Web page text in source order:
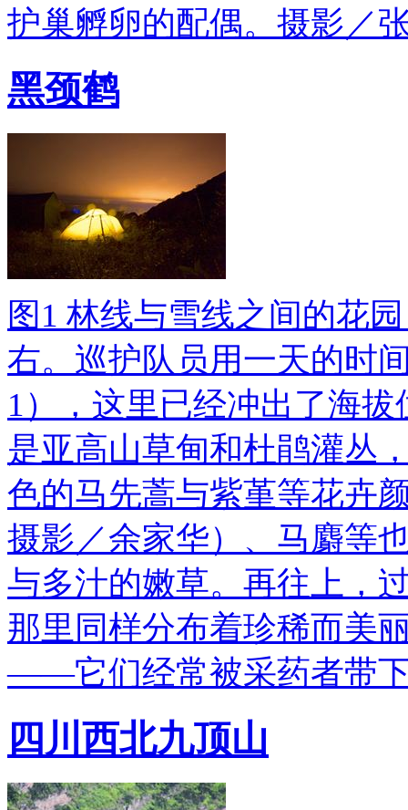
护巢孵卵的配偶。摄影／
黑颈鹤
图1 林线与雪线之间的花
右。巡护队员用一天的时
1），这里已经冲出了海
是亚高山草甸和杜鹃灌丛
色的马先蒿与紫堇等花卉
摄影／余家华）、马麝等
与多汁的嫩草。再往上，
那里同样分布着珍稀而美
——它们经常被采药者带
四川西北九顶山